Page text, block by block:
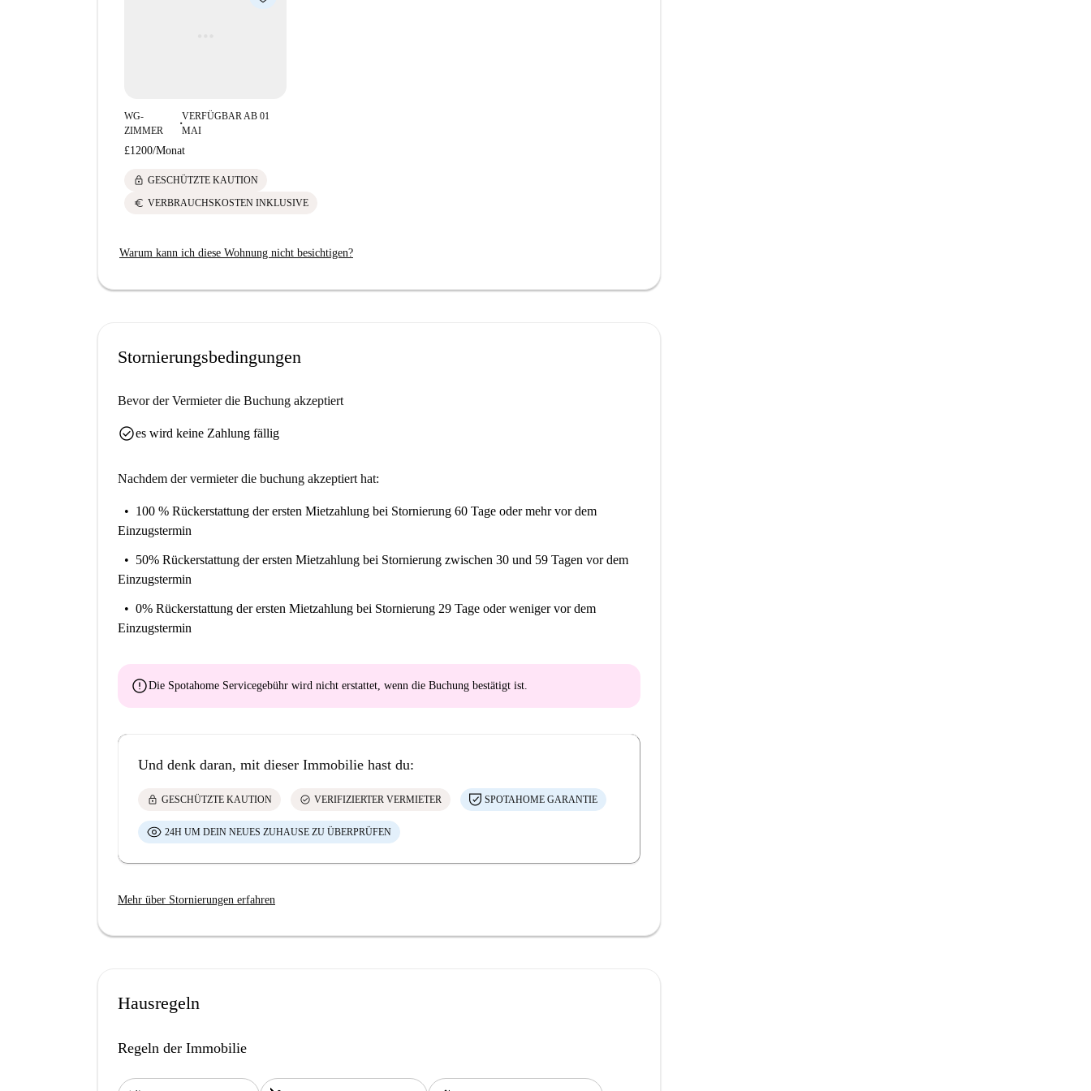
WG-
ZIMMER
■
VERFÜGBAR AB 01
MAI
£1200/Monat
lock GESCHÜTZTE KAUTION
euro VERBRAUCHSKOSTEN INKLUSIVE
Warum kann ich diese Wohnung nicht besichtigen?
Stornierungsbedingungen
Bevor der Vermieter die Buchung akzeptiert
check_circlees wird keine Zahlung fällig
Nachdem der vermieter die buchung akzeptiert hat:
100 % Rückerstattung der ersten Mietzahlung bei Stornierung 60 Tage oder mehr vor dem
Einzugstermin
50% Rückerstattung der ersten Mietzahlung bei Stornierung zwischen 30 und 59 Tagen vor dem
Einzugstermin
0% Rückerstattung der ersten Mietzahlung bei Stornierung 29 Tage oder weniger vor dem
Einzugstermin
errorDie Spotahome Servicegebühr wird nicht erstattet , wenn die Buchung bestätigt ist.
Und denk daran, mit dieser Immobilie hast du:
lock GESCHÜTZTE KAUTION check_circle VERIFIZIERTER VERMIETER SPOTAHOME GARANTIE
24H UM DEIN NEUES ZUHAUSE ZU ÜBERPRÜFEN
Mehr über Stornierungen erfahren
Hausregeln
Regeln der Immobilie